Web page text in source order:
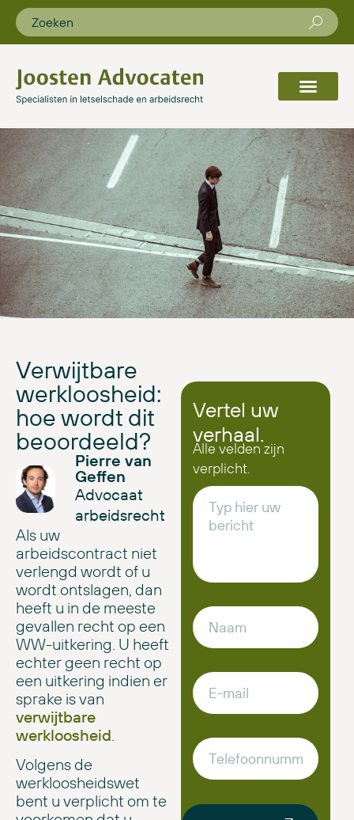
Verwijtbare
werkloosheid:
hoe wordt dit
beoordeeld?
Pierre van
Geffen
Advocaat
arbeidsrecht
Als uw
arbeidscontract niet
verlengd wordt of u
wordt ontslagen, dan
heeft u in de meeste
gevallen recht op een
WW-uitkering. U heeft
echter geen recht op
een uitkering indien er
sprake is van
verwijtbare
werkloosheid
Volgens de
werkloosheidswet
bent u verplicht om te
Vertel uw
verhaal.
Alle velden zijn
verplicht.